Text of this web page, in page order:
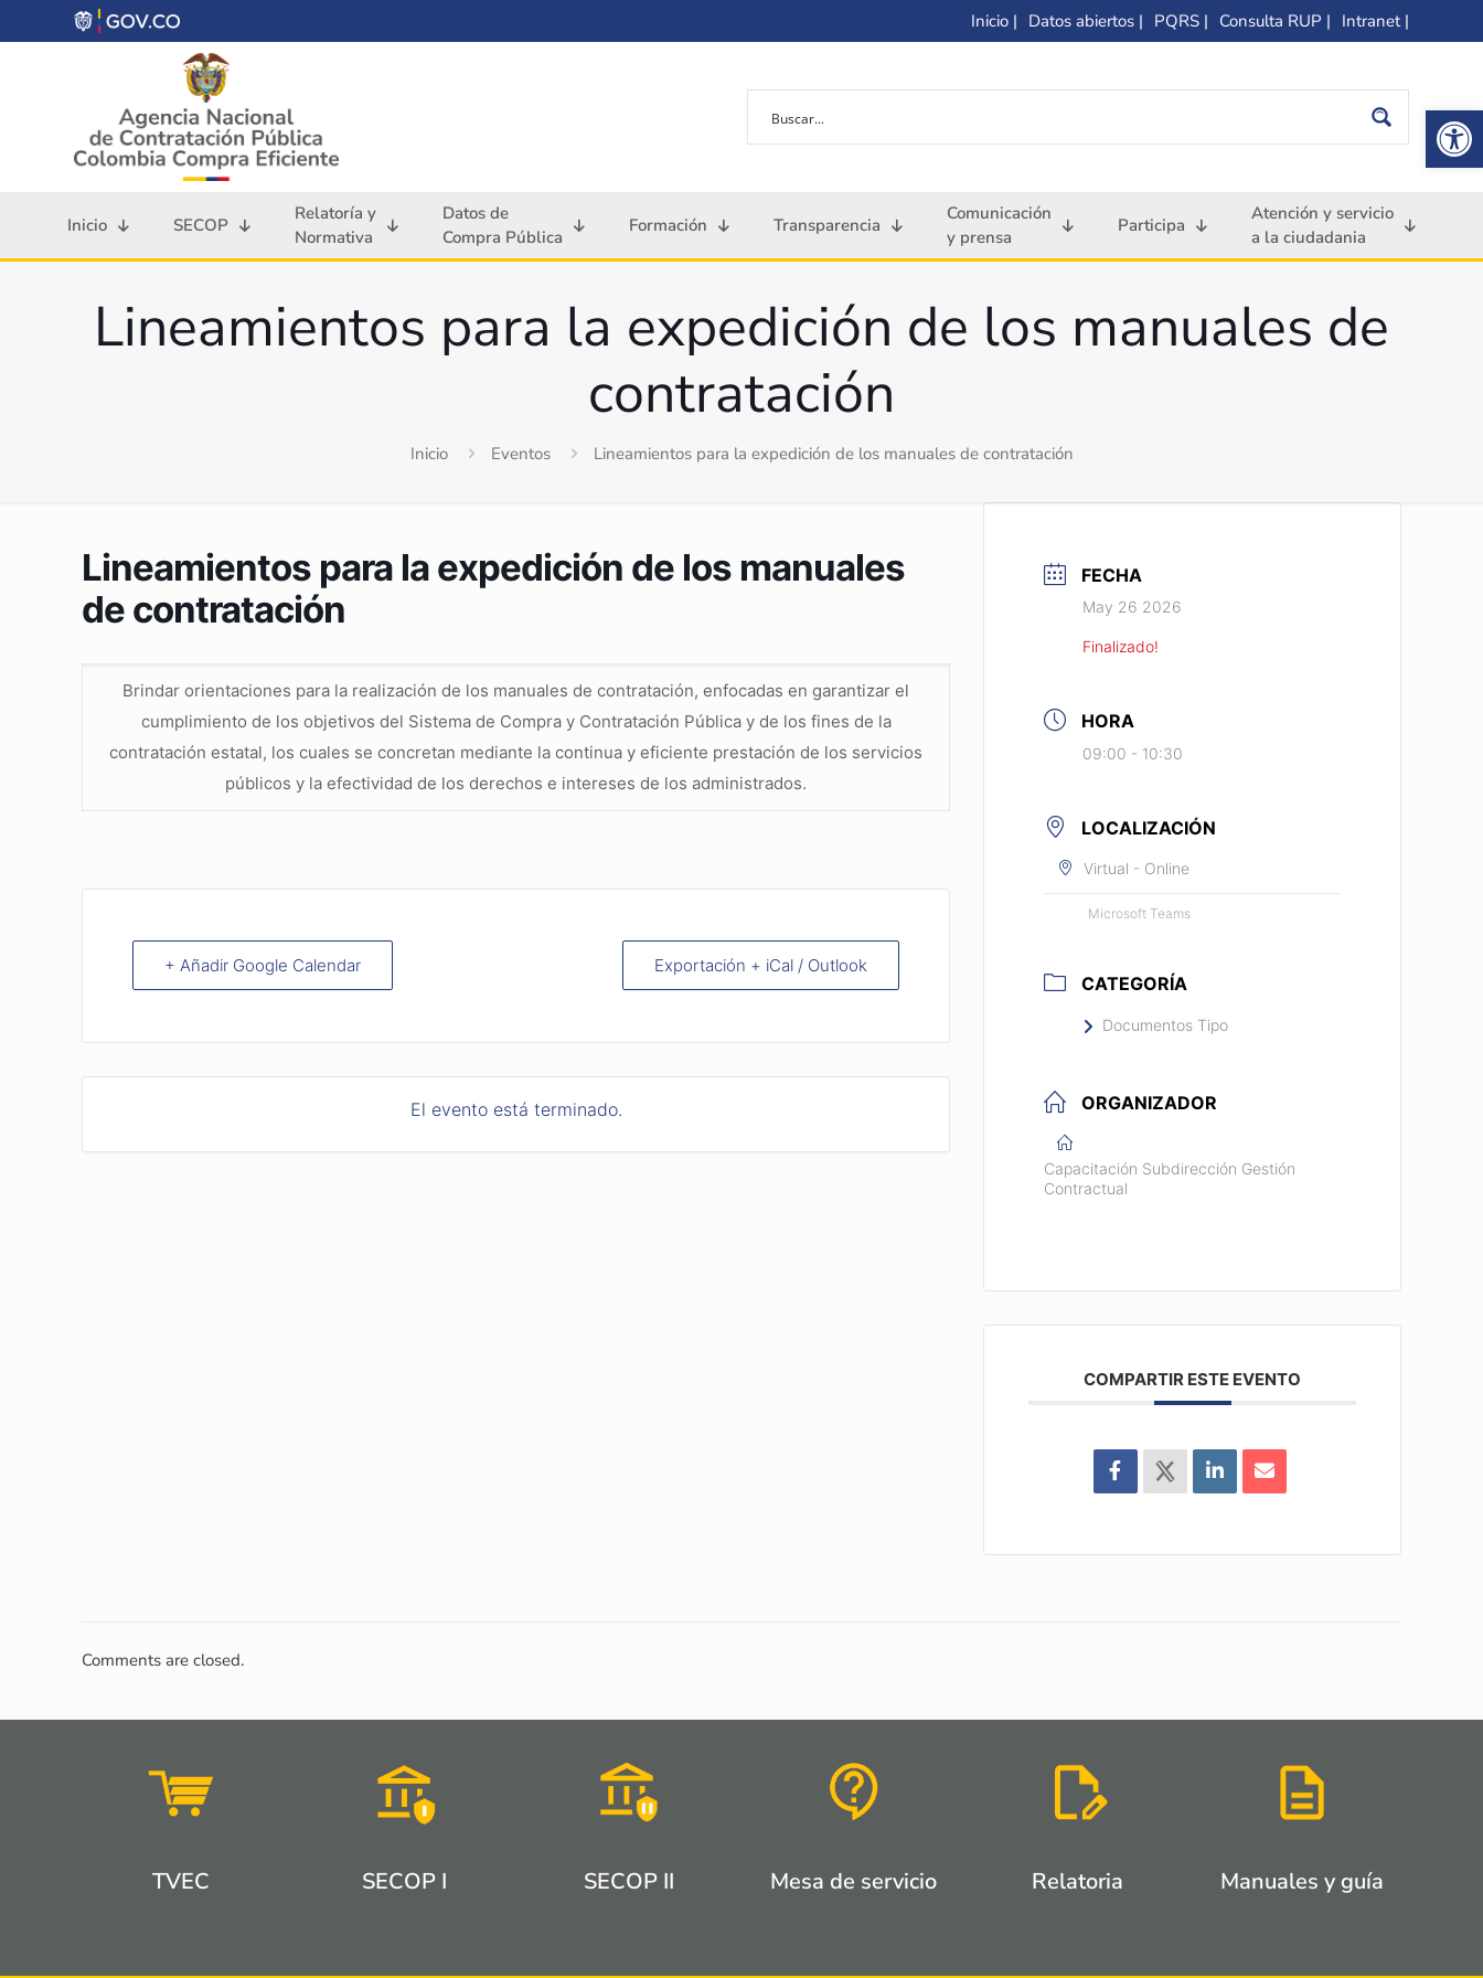
Inicio | Datos abiertos | PQRS | Consulta RUP | Intranet |
Inicio SECOP
Relatoría y
Normativa
Datos de
Compra Pública
Formación Transparencia
Comunicación
y prensa
Participa
Atención y servicio
a la ciudadania
Lineamientos para la expedición de los manuales de
contratación
Inicio Eventos Lineamientos para la expedición de los manuales de contratación
Lineamientos para la expedición de los manuales
de contratación
Brindar orientaciones para la realización de los manuales de contratación, enfocadas en garantizar el
cumplimiento de los objetivos del Sistema de Compra y Contratación Pública y de los fines de la
contratación estatal, los cuales se concretan mediante la continua y eficiente prestación de los servicios
públicos y la efectividad de los derechos e intereses de los administrados.
+ Añadir Google Calendar Exportación + iCal / Outlook
El evento está terminado.
FECHA
May 26 2026
Finalizado!
HORA
09:00 - 10:30
LOCALIZACIÓN
Virtual - Online
Microsoft Teams
CATEGORÍA
Documentos Tipo
ORGANIZADOR
Capacitación Subdirección Gestión
Contractual
COMPARTIR ESTE EVENTO
Comments are closed.
TVEC SECOP I SECOP II Mesa de servicio Relatoria Manuales y guía